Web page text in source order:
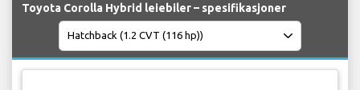
Toyota Corolla Hybrid leiebiler – spesifikasjoner